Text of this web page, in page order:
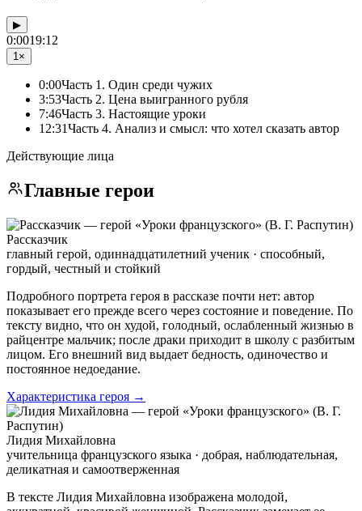
▶
0:0019:12
1×
0:00Часть 1. Один среди чужих
3:53Часть 2. Цена выигранного рубля
7:46Часть 3. Настоящие уроки
12:31Часть 4. Анализ и смысл: что хотел сказать автор
Действующие лица
Главные герои
Рассказчик
главный герой, одиннадцатилетний ученик · способный,
гордый, честный и стойкий
Подробного портрета героя в рассказе почти нет: автор
показывает его прежде всего через состояние и поведение. По
тексту видно, что он худой, голодный, ослабленный жизнью в
райцентре мальчик; после драки приходит в школу с разбитым
лицом. Его внешний вид выдает бедность, одиночество и
постоянное недоедание.
Характеристика героя →
Лидия Михайловна
учительница французского языка · добрая, наблюдательная,
деликатная и самоотверженная
В тексте Лидия Михайловна изображена молодой,